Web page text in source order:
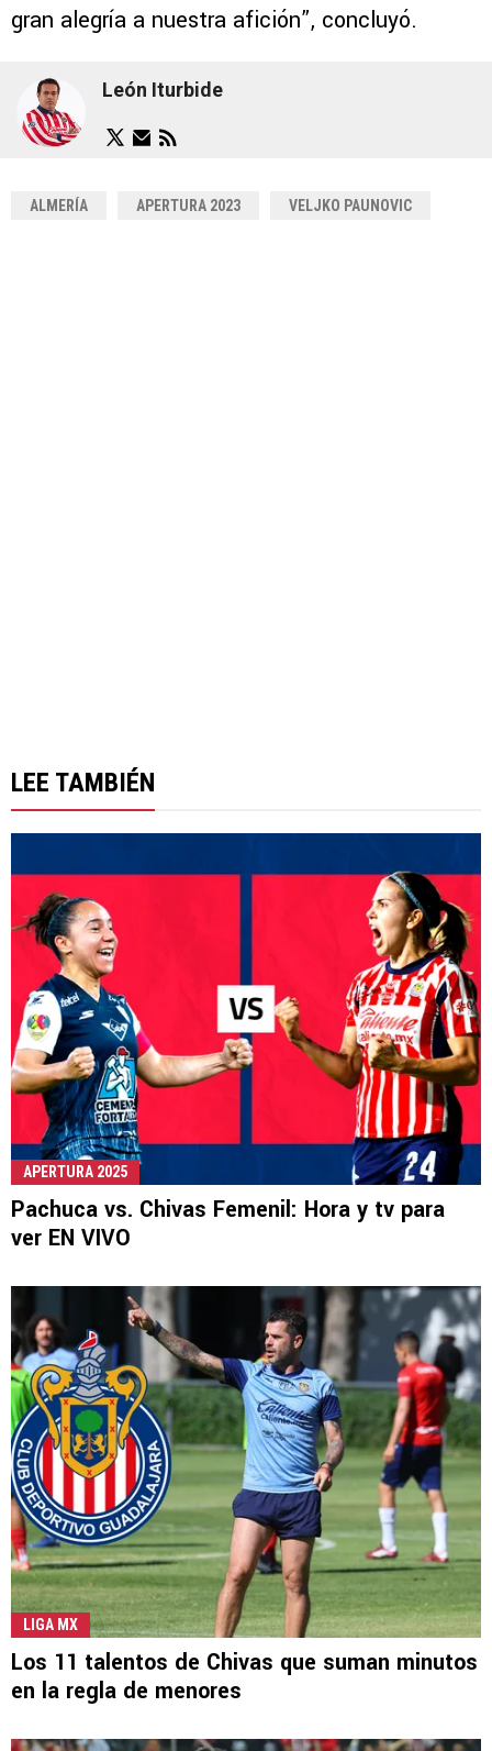
gran alegría a nuestra afición”, concluyó.
León Iturbide
ALMERÍA APERTURA 2023 VELJKO PAUNOVIC
LEE TAMBIÉN
APERTURA 2025
Pachuca vs. Chivas Femenil: Hora y tv para
ver EN VIVO
LIGA MX
Los 11 talentos de Chivas que suman minutos
en la regla de menores